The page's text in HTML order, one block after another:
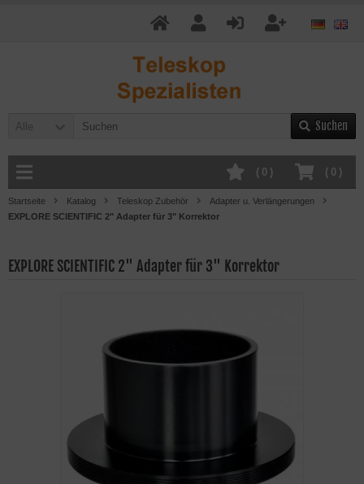
Alle Suchen
( 0 )
( 0 )
Startseite Katalog Teleskop Zubehör
Adapter u. Verlängerungen
EXPLORE SCIENTIFIC 2" Adapter für 3" Korrektor
EXPLORE SCIENTIFIC 2" Adapter für 3" Korrektor